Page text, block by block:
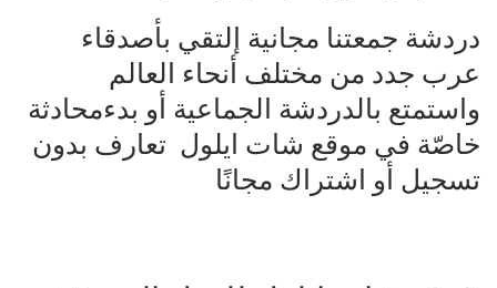
دردشة جمعتنا مجانية إلتقي بأصدقاء
عرب جدد من مختلف أنحاء العالم
واستمتع بالدردشة الجماعية أو بدءمحادثة
خاصّة في موقع شات ايلول تعارف بدون
تسجيل أو اشتراك مجانًا